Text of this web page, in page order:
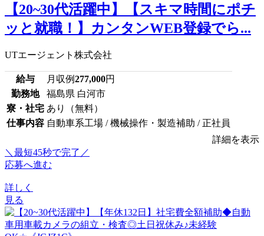
【20~30代活躍中】【スキマ時間にポチ
ッと就職！】カンタンWEB登録でら...
UTエージェント株式会社
給与 月収例277,000円
勤務地
福島県 白河市
寮・社宅 あり（無料）
仕事内容 自動車系工場 / 機械操作・製造補助 / 正社員
詳細を表示
＼最短45秒で完了／
応募へ進む
詳しく
見る